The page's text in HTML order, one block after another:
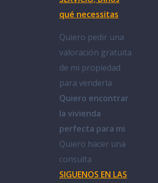
qué necessitas
Quiero pedir una
valoración gratuita
de mi propiedad
para venderla
Quiero encontrar
la vivienda
perfecta para mi
Quiero hacer una
consulta
SIGUENOS EN LAS